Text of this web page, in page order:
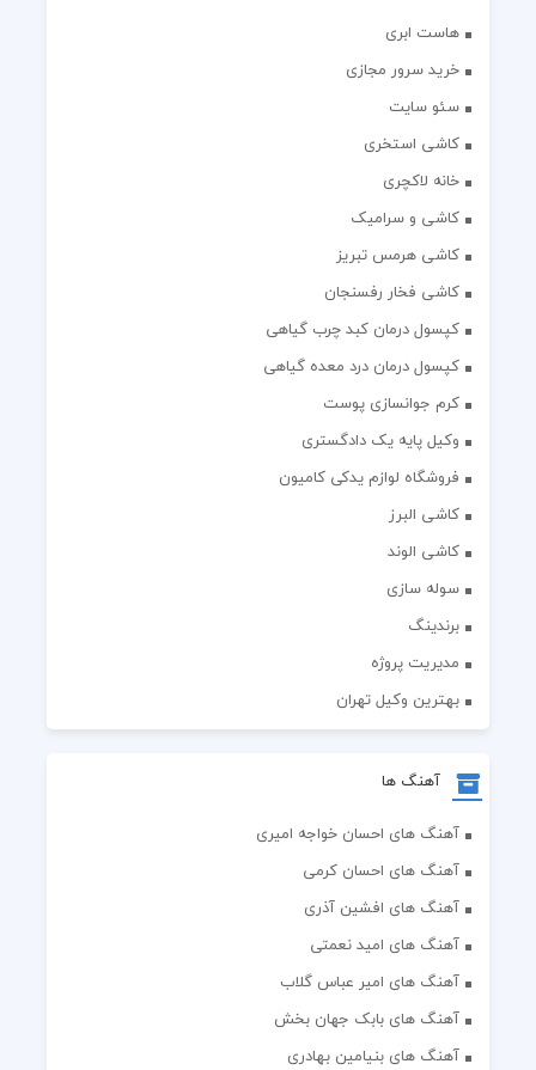
هاست ابری
خرید سرور مجازی
سئو سایت
کاشی استخری
خانه لاکچری
کاشی و سرامیک
کاشی هرمس تبریز
کاشی فخار رفسنجان
کپسول درمان کبد چرب گیاهی
کپسول درمان درد معده گیاهی
کرم جوانسازی پوست
وکیل پایه یک دادگستری
فروشگاه لوازم یدکی کامیون
کاشی البرز
کاشی الوند
سوله سازی
برندینگ
مدیریت پروژه
بهترین وکیل تهران
آهنگ ها
آهنگ های احسان خواجه امیری
آهنگ های احسان کرمی
آهنگ های افشین آذری
آهنگ های امید نعمتی
آهنگ های امیر عباس گلاب
آهنگ های بابک جهان بخش
آهنگ های بنیامین بهادری